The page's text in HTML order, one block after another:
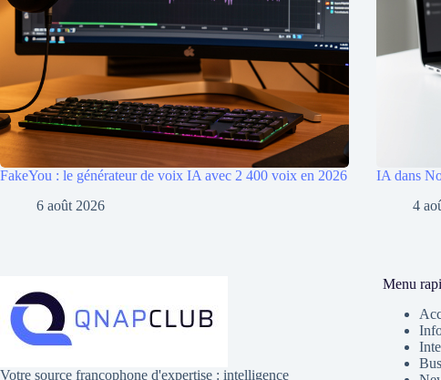
FakeYou : le générateur de voix IA avec 2 400 voix en 2026
6 août 2026
IA dans
4
Votre source francophone d'expertise : intelligence
Menu